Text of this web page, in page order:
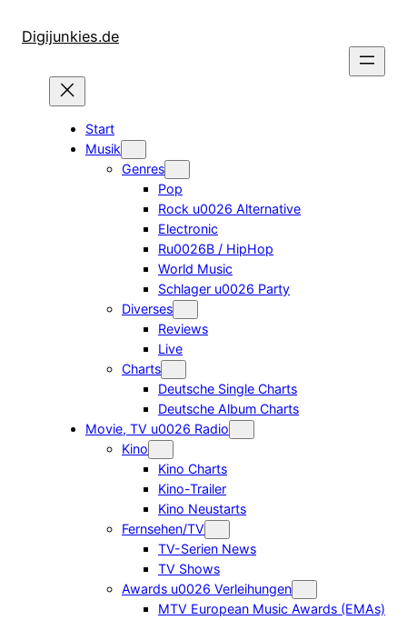
InhaltDigijunkies.de
Start
Musik
Genres
Pop
Rock u0026 Alternative
Electronic
Ru0026B / HipHop
World Music
Schlager u0026 Party
Diverses
Reviews
Live
Charts
Deutsche Single Charts
Deutsche Album Charts
Movie, TV u0026 Radio
Kino
Kino Charts
Kino-Trailer
Kino Neustarts
Fernsehen/TV
TV-Serien News
TV Shows
Awards u0026 Verleihungen
MTV European Music Awards (EMAs)